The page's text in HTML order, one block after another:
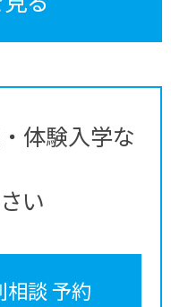
体験入学な
い
相談 予約